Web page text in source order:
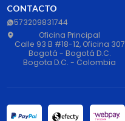
CONTACTO
573209831744
Oficina Principal
Calle 93 B #18-12, Oficina 307
Bogotá - Bogotá D.C.
Bogota D.C. - Colombia